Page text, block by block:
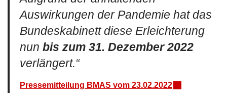
Auswirkungen der Pandemie hat das
Bundeskabinett diese Erleichterung
nun bis zum 31. Dezember 2022
verlängert.“
Pressemitteilung BMAS vom 23.02.2022